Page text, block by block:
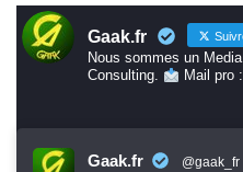
Gaak.fr
Nous sommes un
Consulting.
Mail pro
Gaak.fr @gaak_fr